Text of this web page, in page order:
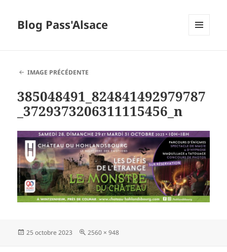
Blog Pass'Alsace
IMAGE PRÉCÉDENTE
385048491_824841492979787
_3729373206311115456_n
Publié
25 octobre 2023
Taille
2560 × 948